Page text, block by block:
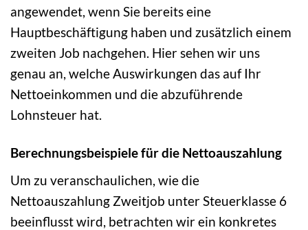
angewendet, wenn Sie bereits eine
Hauptbeschäftigung haben und zusätzlich einem
zweiten Job nachgehen. Hier sehen wir uns
genau an, welche Auswirkungen das auf Ihr
Nettoeinkommen und die abzuführende
Lohnsteuer hat.
Berechnungsbeispiele für die Nettoauszahlung
Um zu veranschaulichen, wie die
Nettoauszahlung Zweitjob unter Steuerklasse 6
beeinflusst wird, betrachten wir ein konkretes